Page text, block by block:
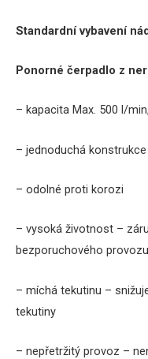
Standardní vybavení
Ponorné čerpadlo z
– kapacita Max. 500 l/
– jednoduchá konstrukce
– odolné proti korozi
– vysoká životnost –
bezporuchového provozu
– míchá tekutinu –
tekutiny
– nepřetržitý provoz –